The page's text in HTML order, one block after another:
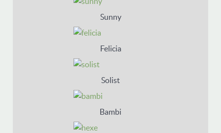
Sunny
Felicia
Solist
Bambi